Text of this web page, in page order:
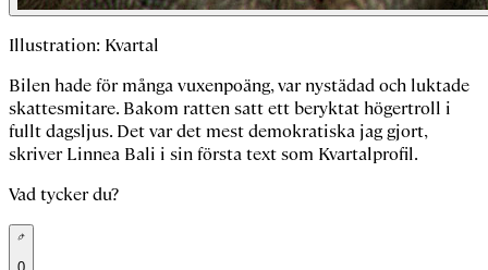
Illustration: Kvartal
Bilen hade för många vuxenpoäng, var nystädad och luktade
skattesmitare. Bakom ratten satt ett beryktat högertroll i
fullt dagsljus. Det var det mest demokratiska jag gjort,
skriver Linnea Bali i sin första text som Kvartalprofil.
Vad tycker du?